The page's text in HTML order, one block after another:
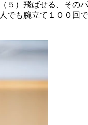
）飛ばせる、その
も腕立て１００